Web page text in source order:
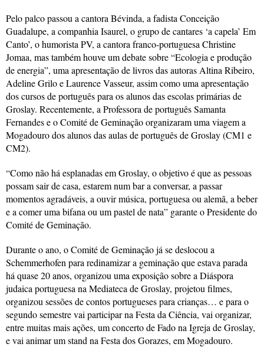
Pelo palco passou a cantora Bévinda, a fadista Conceição
Guadalupe, a companhia Isaurel, o grupo de cantares ‘a capela’ Em
Canto’, o humorista PV, a cantora franco-portuguesa Christine
Jomaa, mas também houve um debate sobre “Ecologia e produção
de energia”, uma apresentação de livros das autoras Altina Ribeiro,
Adeline Grilo e Laurence Vasseur, assim como uma apresentação
dos cursos de português para os alunos das escolas primárias de
Groslay. Recentemente, a Professora de português Samanta
Fernandes e o Comité de Geminação organizaram uma viagem a
Mogadouro dos alunos das aulas de português de Groslay (CM1 e
CM2).
“Como não há esplanadas em Groslay, o objetivo é que as pessoas
possam sair de casa, estarem num bar a conversar, a passar
momentos agradáveis, a ouvir música, portuguesa ou alemã, a beber
e a comer uma bifana ou um pastel de nata” garante o Presidente do
Comité de Geminação.
Durante o ano, o Comité de Geminação já se deslocou a
Schemmerhofen para redinamizar a geminação que estava parada
há quase 20 anos, organizou uma exposição sobre a Diáspora
judaica portuguesa na Mediateca de Groslay, projetou filmes,
organizou sessões de contos portugueses para crianças… e para o
segundo semestre vai participar na Festa da Ciência, vai organizar,
entre muitas mais ações, um concerto de Fado na Igreja de Groslay,
e vai animar um stand na Festa dos Gorazes, em Mogadouro.